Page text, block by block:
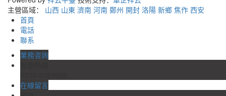
主營區域： 山西 山東 濟南 河南 鄭州 開封 洛陽 新鄉 焦作 西安
首頁
電話
聯系
業務咨詢
在線留言